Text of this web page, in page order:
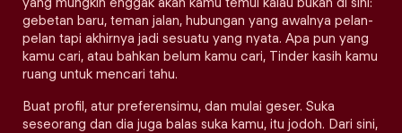
gebetan baru, teman jalan, hubungan yang awalnya pelan-
pelan tapi akhirnya jadi sesuatu yang nyata. Apa pun yang
kamu cari, atau bahkan belum kamu cari, Tinder kasih kamu
ruang untuk mencari tahu.
Buat profil, atur preferensimu, dan mulai geser. Suka
seseorang dan dia juga balas suka kamu, itu jodoh. Dari sini,